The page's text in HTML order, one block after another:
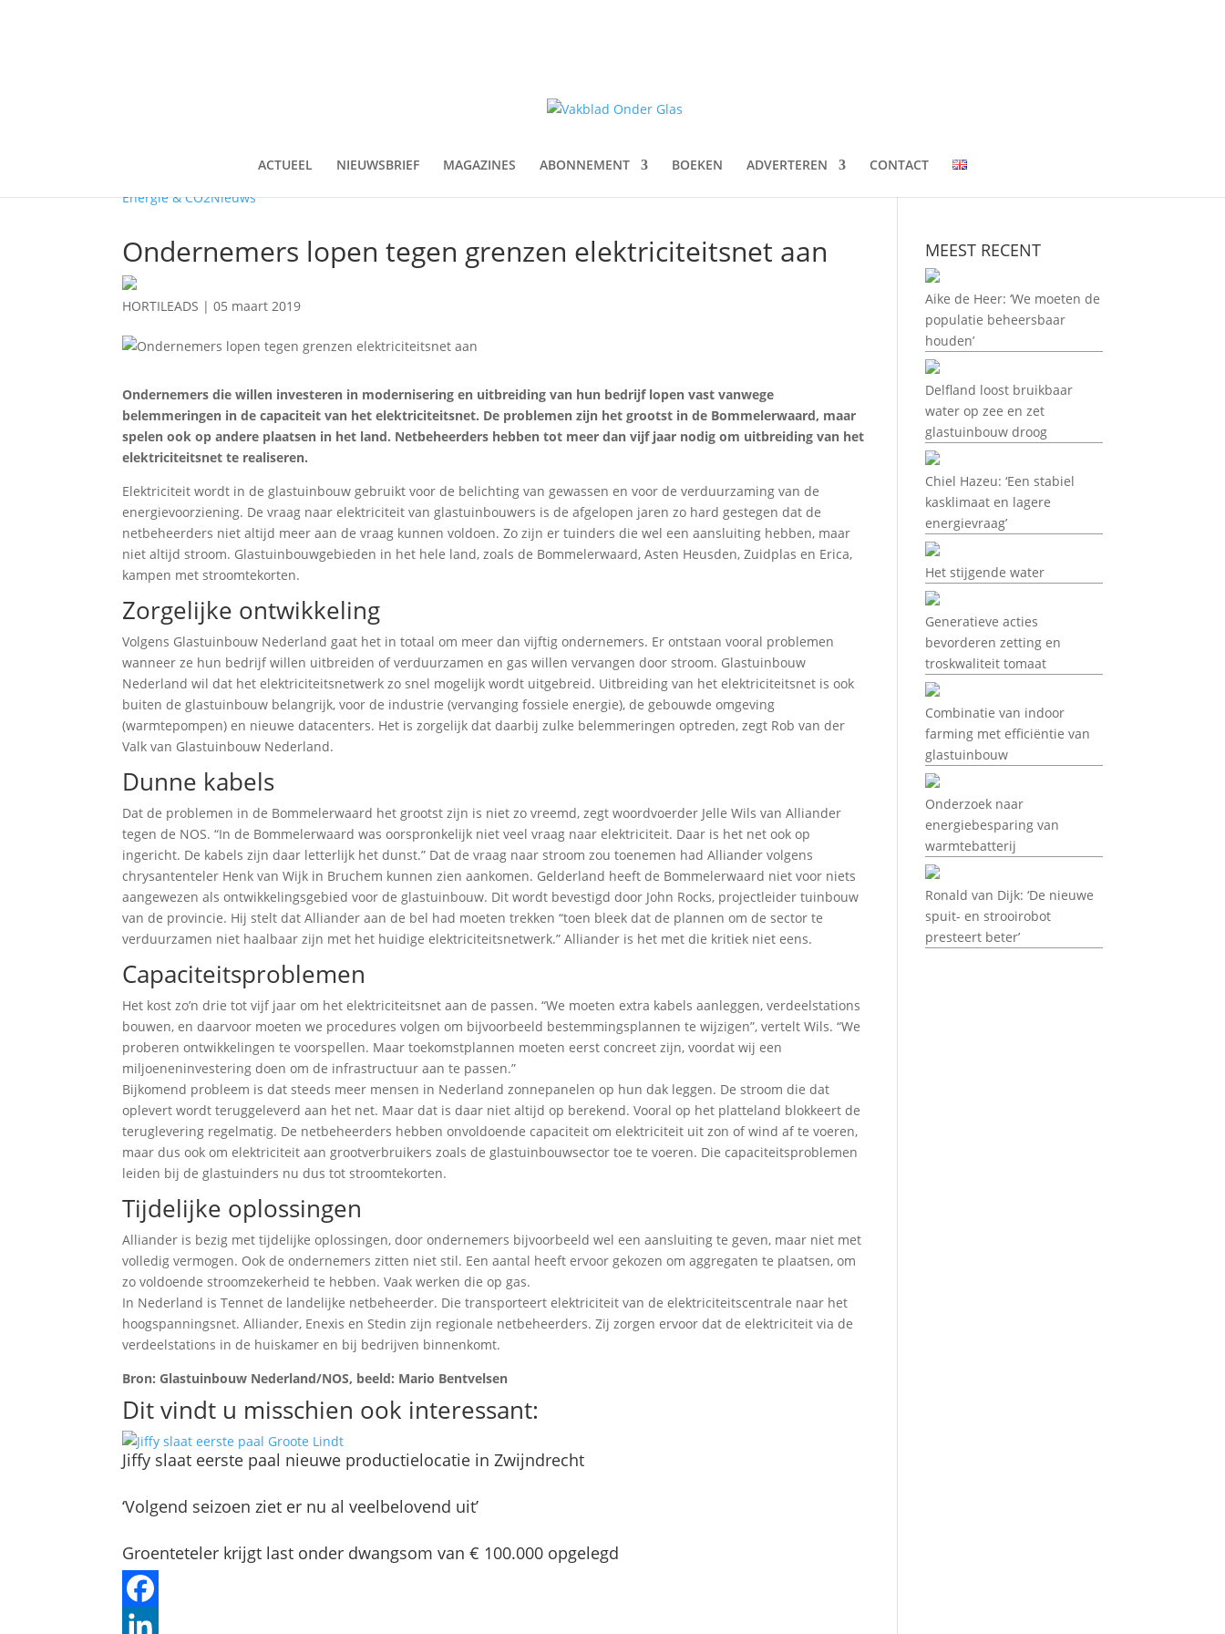
ACTUEEL NIEUWSBRIEF MAGAZINES ABONNEMENT BOEKEN ADVERTEREN
CONTACT
Energie & CO2Nieuws
Ondernemers lopen tegen grenzen elektriciteitsnet aan
HORTILEADS |05 maart 2019
Ondernemers die willen investeren in modernisering en uitbreiding van hun bedrijf lopen vast vanwege
belemmeringen in de capaciteit van het elektriciteitsnet. De problemen zijn het grootst in de Bommelerwaard, maar
spelen ook op andere plaatsen in het land. Netbeheerders hebben tot meer dan vijf jaar nodig om uitbreiding van het
elektriciteitsnet te realiseren.
Elektriciteit wordt in de glastuinbouw gebruikt voor de belichting van gewassen en voor de verduurzaming van de
energievoorziening. De vraag naar elektriciteit van glastuinbouwers is de afgelopen jaren zo hard gestegen dat de
netbeheerders niet altijd meer aan de vraag kunnen voldoen. Zo zijn er tuinders die wel een aansluiting hebben, maar
niet altijd stroom. Glastuinbouwgebieden in het hele land, zoals de Bommelerwaard, Asten Heusden, Zuidplas en Erica,
kampen met stroomtekorten.
Zorgelijke ontwikkeling
Volgens Glastuinbouw Nederland gaat het in totaal om meer dan vijftig ondernemers. Er ontstaan vooral problemen
wanneer ze hun bedrijf willen uitbreiden of verduurzamen en gas willen vervangen door stroom. Glastuinbouw
Nederland wil dat het elektriciteitsnetwerk zo snel mogelijk wordt uitgebreid. Uitbreiding van het elektriciteitsnet is ook
buiten de glastuinbouw belangrijk, voor de industrie (vervanging fossiele energie), de gebouwde omgeving
(warmtepompen) en nieuwe datacenters. Het is zorgelijk dat daarbij zulke belemmeringen optreden, zegt Rob van der
Valk van Glastuinbouw Nederland.
Dunne kabels
Dat de problemen in de Bommelerwaard het grootst zijn is niet zo vreemd, zegt woordvoerder Jelle Wils van Alliander
tegen de NOS. “In de Bommelerwaard was oorspronkelijk niet veel vraag naar elektriciteit. Daar is het net ook op
ingericht. De kabels zijn daar letterlijk het dunst.” Dat de vraag naar stroom zou toenemen had Alliander volgens
chrysantenteler Henk van Wijk in Bruchem kunnen zien aankomen. Gelderland heeft de Bommelerwaard niet voor niets
aangewezen als ontwikkelingsgebied voor de glastuinbouw. Dit wordt bevestigd door John Rocks, projectleider tuinbouw
van de provincie. Hij stelt dat Alliander aan de bel had moeten trekken “toen bleek dat de plannen om de sector te
verduurzamen niet haalbaar zijn met het huidige elektriciteitsnetwerk.” Alliander is het met die kritiek niet eens.
Capaciteitsproblemen
Het kost zo’n drie tot vijf jaar om het elektriciteitsnet aan de passen. “We moeten extra kabels aanleggen, verdeelstations
bouwen, en daarvoor moeten we procedures volgen om bijvoorbeeld bestemmingsplannen te wijzigen”, vertelt Wils. “We
proberen ontwikkelingen te voorspellen. Maar toekomstplannen moeten eerst concreet zijn, voordat wij een
miljoeneninvestering doen om de infrastructuur aan te passen.”
Bijkomend probleem is dat steeds meer mensen in Nederland zonnepanelen op hun dak leggen. De stroom die dat
oplevert wordt teruggeleverd aan het net. Maar dat is daar niet altijd op berekend. Vooral op het platteland blokkeert de
teruglevering regelmatig. De netbeheerders hebben onvoldoende capaciteit om elektriciteit uit zon of wind af te voeren,
maar dus ook om elektriciteit aan grootverbruikers zoals de glastuinbouwsector toe te voeren. Die capaciteitsproblemen
leiden bij de glastuinders nu dus tot stroomtekorten.
Tijdelijke oplossingen
Alliander is bezig met tijdelijke oplossingen, door ondernemers bijvoorbeeld wel een aansluiting te geven, maar niet met
volledig vermogen. Ook de ondernemers zitten niet stil. Een aantal heeft ervoor gekozen om aggregaten te plaatsen, om
zo voldoende stroomzekerheid te hebben. Vaak werken die op gas.
In Nederland is Tennet de landelijke netbeheerder. Die transporteert elektriciteit van de elektriciteitscentrale naar het
hoogspanningsnet. Alliander, Enexis en Stedin zijn regionale netbeheerders. Zij zorgen ervoor dat de elektriciteit via de
verdeelstations in de huiskamer en bij bedrijven binnenkomt.
Bron: Glastuinbouw Nederland/NOS, beeld: Mario Bentvelsen
Dit vindt u misschien ook interessant:
Jiffy slaat eerste paal nieuwe productielocatie in Zwijndrecht
‘Volgend seizoen ziet er nu al veelbelovend uit’
Groenteteler krijgt last onder dwangsom van € 100.000 opgelegd
MEEST RECENT
Aike de Heer: ‘We moeten de
populatie beheersbaar
houden’
Delfland loost bruikbaar
water op zee en zet
glastuinbouw droog
Chiel Hazeu: ‘Een stabiel
kasklimaat en lagere
energievraag’
Het stijgende water
Generatieve acties
bevorderen zetting en
troskwaliteit tomaat
Combinatie van indoor
farming met efficiëntie van
glastuinbouw
Onderzoek naar
energiebesparing van
warmtebatterij
Ronald van Dijk: ‘De nieuwe
spuit- en strooirobot
presteert beter’